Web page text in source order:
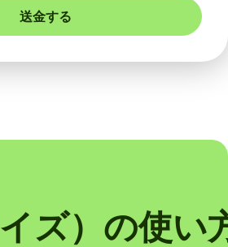
送金する
ズ）の使い